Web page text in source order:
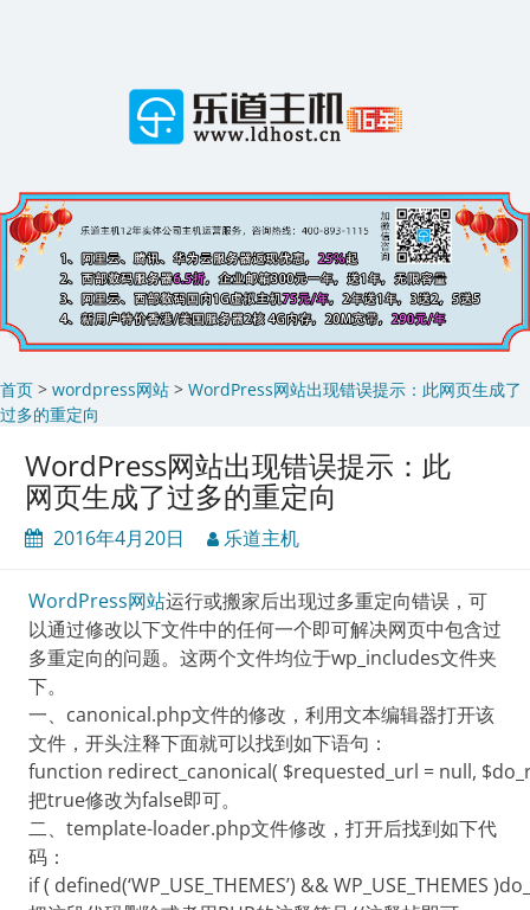
首页 > wordpress网站 > WordPress网站出现错误提示：此网页生成了
过多的重定向
WordPress网站出现错误提示：此
网页生成了过多的重定向
2016年4月20日 乐道主机
WordPress网站运行或搬家后出现过多重定向错误，可
以通过修改以下文件中的任何一个即可解决网页中包含过
多重定向的问题。这两个文件均位于wp_includes文件夹
下。
一、canonical.php文件的修改，利用文本编辑器打开该
文件，开头注释下面就可以找到如下语句：
function redirect_canonical( $requested_url = null,
把true修改为false即可。
二、template-loader.php文件修改，打开后找到如下代
码：
if ( defined(‘WP_USE_THEMES’) && WP_USE_THEMES